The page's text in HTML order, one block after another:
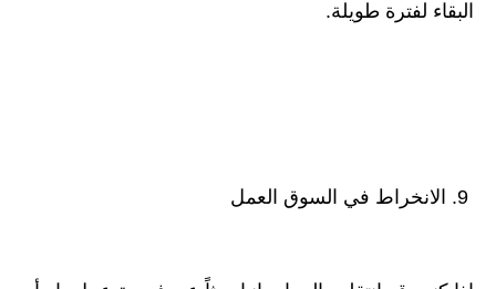
البقاء لفترة طويلة.